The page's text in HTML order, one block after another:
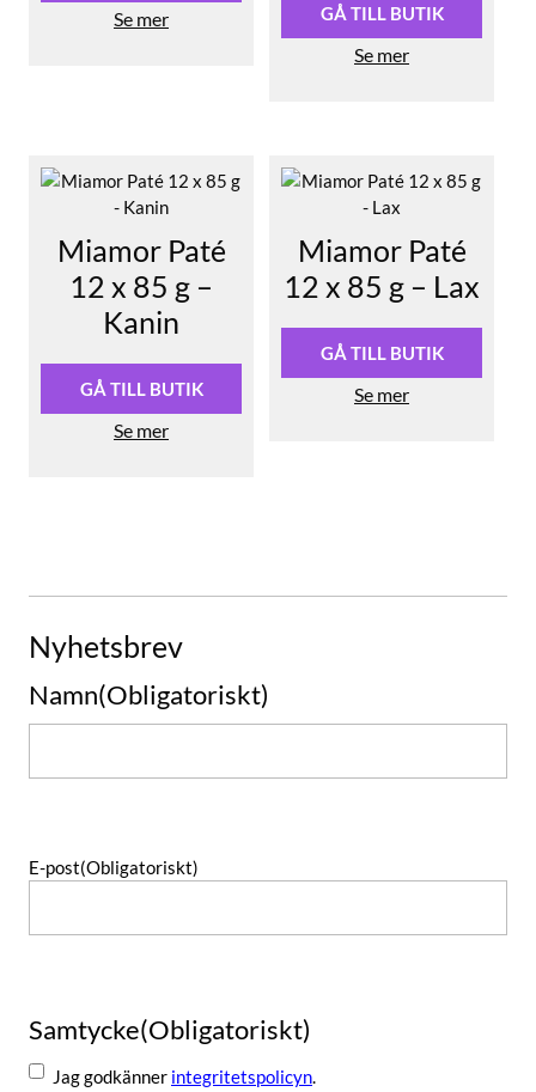
Se mer GÅ TILL BUTIK
Se mer
Miamor Paté
12 x 85 g –
Kanin
GÅ TILL BUTIK
Se mer
Miamor Paté
12 x 85 g – Lax
GÅ TILL BUTIK
Se mer
Nyhetsbrev
Namn(Obligatoriskt)
E-post(Obligatoriskt)
Samtycke(Obligatoriskt)
Jag godkänner integritetspolicyn.